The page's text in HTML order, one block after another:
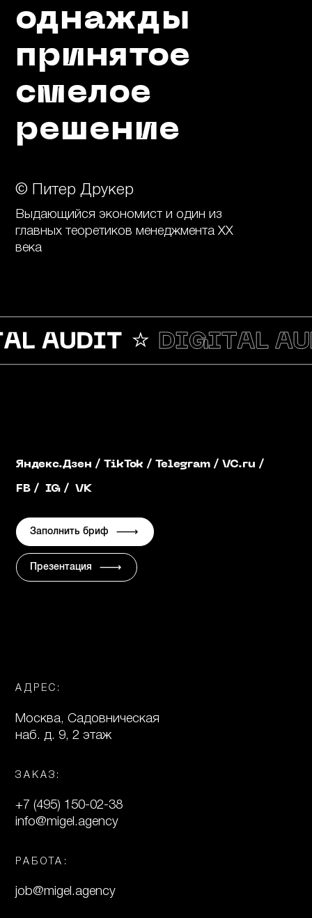
однажды
принятое
смелое
решение
© Питер Друкер
Выдающийся экономист и один из
главных теоретиков менеджмента XX
века
Яндекс.Дзен /TikTok /Telegram /VC.ru /
FB /IG /VK
Заполнить бриф √
Презентация √
АДРЕС:
Москва, Садовническая
наб. д. 9, 2 этаж
ЗАКАЗ:
+7 (495) 150-02-38
info@migel.agency
РАБОТА:
job@migel.agency